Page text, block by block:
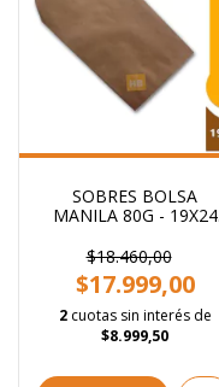
SOBRES BOLSA
MANILA 80G - 19X24
$18.460,00
$17.999,00
2 cuotas sin interés de
$8.999,50